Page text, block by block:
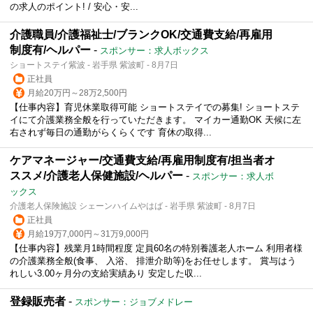
の求人のポイント! / 安心・安...
介護職員/介護福祉士/ブランクOK/交通費支給/再雇用
制度有/ヘルパー - スポンサー：求人ボックス
ショートステイ紫波 - 岩手県 紫波町 - 8月7日
正社員
月給20万円～28万2,500円
【仕事内容】育児休業取得可能 ショートステイでの募集! ショートステ
イにて介護業務全般を行っていただきます。 マイカー通勤OK 天候に左
右されず毎日の通勤がらくらくです 育休の取得...
ケアマネージャー/交通費支給/再雇用制度有/担当者オ
ススメ/介護老人保健施設/ヘルパー - スポンサー：求人ボ
ックス
介護老人保険施設 シェーンハイムやはば - 岩手県 紫波町 - 8月7日
正社員
月給19万7,000円～31万9,000円
【仕事内容】残業月1時間程度 定員60名の特別養護老人ホーム 利用者様
の介護業務全般(食事、 入浴、 排泄介助等)をお任せします。 賞与はう
れしい3.00ヶ月分の支給実績あり 安定した収...
登録販売者 - スポンサー：ジョブメドレー